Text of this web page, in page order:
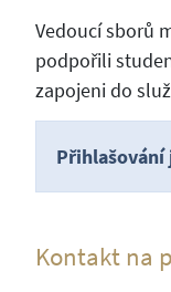
Vedoucí sborů
podpořili
zapojeni do
Přihlašování
Kontakt na